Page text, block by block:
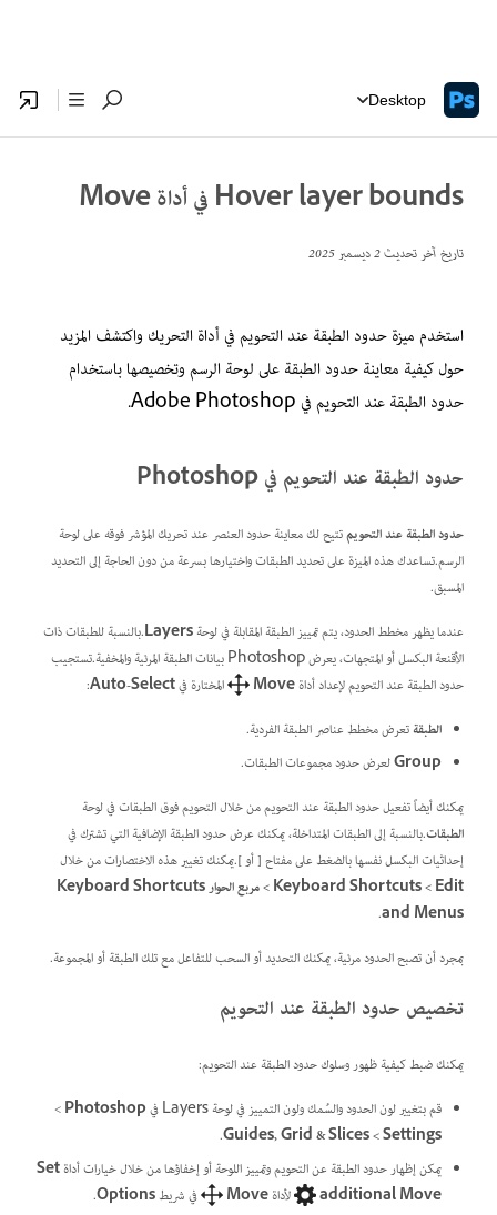
Desktop
Hover layer bounds في أداة Move
تاريخ آخر تحديث2 ديسمبر 2025
استخدم ميزة حدود الطبقة عند التحويم في أداة التحريك واكتشف المزيد
حول كيفية معاينة حدود الطبقة على لوحة الرسم وتخصيصها باستخدام
حدود الطبقة عند التحويم في Adobe Photoshop.
حدود الطبقة عند التحويم في Photoshop
حدود الطبقة عند التحويمتتيح لك معاينة حدود العنصر عند تحريك المؤشر فوقه على لوحة
الرسم.تساعدك هذه الميزة على تحديد الطبقات واختيارها بسرعة من دون الحاجة إلى التحديد
المسبق.
عندما يظهر مخطط الحدود، يتم تمييز الطبقة المقابلة في لوحةLayers.بالنسبة للطبقات ذات
الأقنعة البكسل أو المتجهات، يعرض Photoshop بيانات الطبقة المرئية والمخفية.تستجيب
حدود الطبقة عند التحويم لإعداد أداةMove المختارة فيAuto-Select
:
الطبقةتعرض مخطط عناصر الطبقة الفردية.
Groupلعرض حدود مجموعات الطبقات.
يمكنك أيضاً تفعيل حدود الطبقة عند التحويم من خلال التحويم فوق الطبقات في لوحة
الطبقات.بالنسبة إلى الطبقات المتداخلة، يمكنك عرض حدود الطبقة الإضافية التي تشترك في
إحداثيات البكسل نفسها بالضغط على مفتاح[أو].يمكنك تغيير هذه الاختصارات من خلال
Edit‏
>
Keyboard Shortcuts‏> مربع الحوارKeyboard Shortcuts
and Menus
.
بمجرد أن تصبح الحدود مرئية، يمكنك التحديد أو السحب للتفاعل مع تلك الطبقة أو المجموعة.
تخصيص حدود الطبقة عند التحويم
يمكنك ضبط كيفية ظهور وسلوك حدود الطبقة عند التحويم:
قم بتغيير لون الحدود والسُمك ولون التمييز في لوحة Layers في
Photoshop‏
>
Settings‏
>
Guides, Grid & Slices
.
يمكن إظهار حدود الطبقة عن التحويم وتمييز اللوحة أو إخفاؤها من خلال خيارات أداةSet
additional Move
لأداةMove في شريطOptions
.